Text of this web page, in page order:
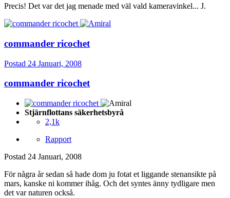
Precis! Det var det jag menade med väl vald kameravinkel... J.
commander ricochet
Postad 24 Januari, 2008
commander ricochet
Stjärnflottans säkerhetsbyrå
2,1k
Rapport
Postad 24 Januari, 2008
För några år sedan så hade dom ju fotat et liggande stenansikte på
mars, kanske ni kommer ihåg. Och det syntes änny tydligare men
det var naturen också.